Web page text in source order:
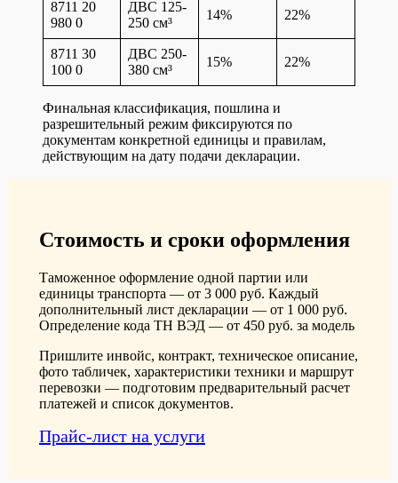
8711 20
980 0
ДВС 125-
250 см³
14% 22%
8711 30
100 0
ДВС 250-
380 см³
15% 22%
Финальная классификация, пошлина и
разрешительный режим фиксируются по
документам конкретной единицы и правилам,
действующим на дату подачи декларации.
Стоимость и сроки оформления
Таможенное оформление одной партии или
единицы транспорта — от 3 000 руб. Каждый
дополнительный лист декларации — от 1 000 руб.
Определение кода ТН ВЭД — от 450 руб. за модель
Пришлите инвойс, контракт, техническое описание,
фото табличек, характеристики техники и маршрут
перевозки — подготовим предварительный расчет
платежей и список документов.
Прайс-лист на услуги